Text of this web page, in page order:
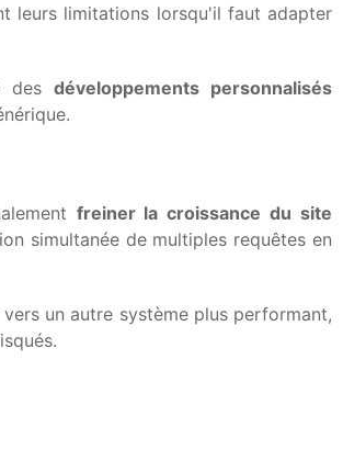
leurs limitations lorsqu'il faut adapter
desdéveloppements personnalisés
freiner la croissance du site
simultanée de multiples requêtes en
un autre système plus performant,